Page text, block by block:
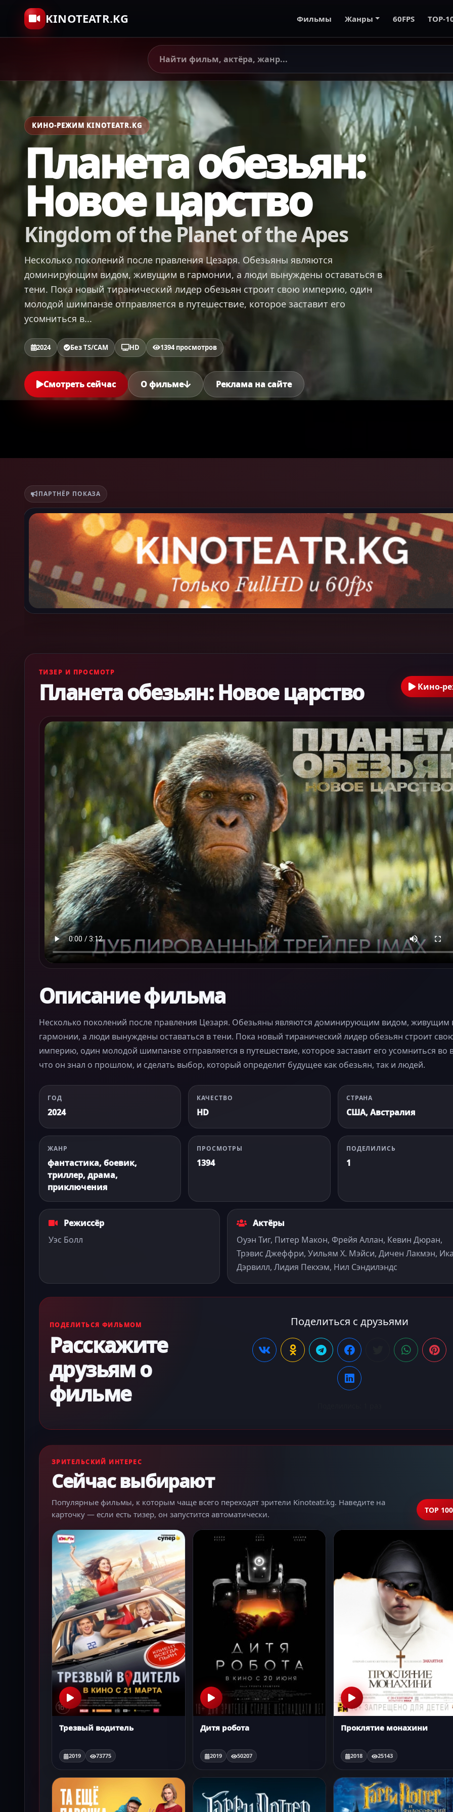
KINOTEATR.KG Фильмы Жанры 60FPS TOP-
КИНО-РЕЖИМ KINOTEATR.KG
Планета обезьян:
Новое царство
Kingdom of the Planet of the Apes
Несколько поколений после правления Цезаря. Обезьяны являются
доминирующим видом, живущим в гармонии, а люди вынуждены оставаться в
тени. Пока новый тиранический лидер обезьян строит свою империю, один
молодой шимпанзе отправляется в путешествие, которое заставит его
усомниться в...
2024 Без TS/CAM HD 1394 просмотров
Смотреть сейчас О фильме Реклама на сайте
ПАРТНЁР ПОКАЗА
ТИЗЕР И ПРОСМОТР
Планета обезьян: Новое царство Кино-
Описание фильма
Несколько поколений после правления Цезаря. Обезьяны являются доминирующим видом, живущим
гармонии, а люди вынуждены оставаться в тени. Пока новый тиранический лидер обезьян строит
империю, один молодой шимпанзе отправляется в путешествие, которое заставит его усомниться во
что он знал о прошлом, и сделать выбор, который определит будущее как обезьян, так и людей.
ГОД
2024
КАЧЕСТВО
HD
СТРАНА
США, Австралия
ЖАНР
фантастика, боевик,
триллер, драма,
приключения
ПРОСМОТРЫ
1394
ПОДЕЛИЛИСЬ
1
Режиссёр
Уэс Болл
Актёры
Оуэн Тиг, Питер Макон, Фрейя Аллан, Кевин Дюран,
Трэвис Джеффри, Уильям Х. Мэйси, Дичен Лакмэн,
Дэрвилл, Лидия Пекхэм, Нил Сэндилэндс
ПОДЕЛИТЬСЯ ФИЛЬМОМ
Расскажите
друзьям о
фильме
Поделиться с друзьями
ЗРИТЕЛЬСКИЙ ИНТЕРЕС
Сейчас выбирают
Популярные фильмы, к которым чаще всего переходят зрители Kinoteatr.kg. Наведите на
карточку — если есть тизер, он запустится автоматически.
TOP 100
Трезвый водитель
2019 73775
Дитя робота
2019 50207
Проклятие монахини
2018 25143